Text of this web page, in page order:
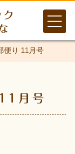
便り 11月号
月号